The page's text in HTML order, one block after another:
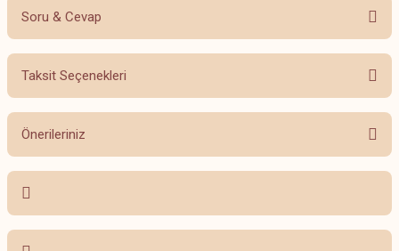
Bu ürüne ilk yorumu siz yapın!
Soru & Cevap
Ürün hakkında henüz soru sorulmamış.
Taksit Seçenekleri
Önerileriniz
Bu ürünün fiyat bilgisi, resim, ürün açıklamalarında ve diğer konularda
yetersiz gördüğünüz noktaları öneri formunu kullanarak tarafımıza
iletebilirsiniz.